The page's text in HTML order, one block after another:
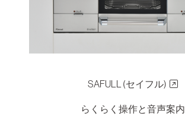
SAFULL (セイフル)
らくらく操作と音声案内